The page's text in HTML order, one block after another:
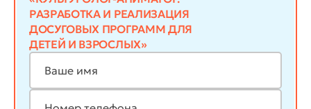
РАЗРАБОТКА И РЕАЛИЗАЦИЯ
ДОСУГОВЫХ ПРОГРАММ ДЛЯ
ДЕТЕЙ И ВЗРОСЛЫХ»